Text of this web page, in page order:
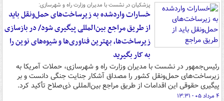
پزشکیان در نشست با مدیران وزارت راه و شهرسازی:
خسارات واردشده به زیرساخت‌های حمل‌ونقل باید
از طریق مراجع بین‌المللی پیگیری شود/ در بازسازی
زیرساخت‌ها، بهترین فناوری‌ها و شیوه‌های نوین را
به کار بگیرید
رئیس‌جمهور در نشست با مدیران وزارت راه و شهرسازی، حملات آمریکا به
زیرساخت‌های حمل‌ونقل کشور را مصداق آشکار جنایت جنگی دانست و بر
پیگیری حقوقی این اقدامات از طریق مراجع بین‌المللی ذی‌صلاح تأکید کرد.
۴ مرداد ۰۵ - ۱۳:۳۱